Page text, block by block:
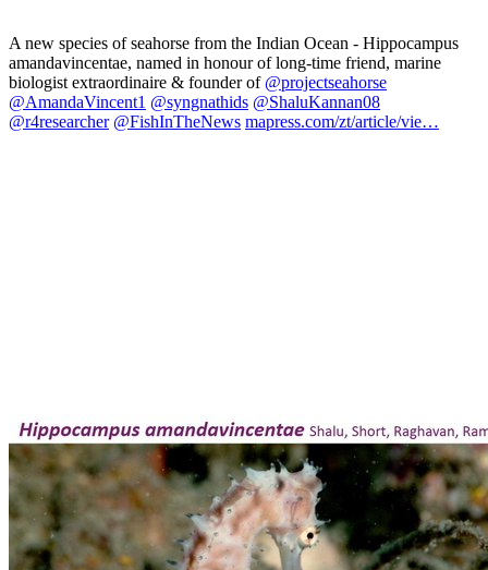
A new species of seahorse from the Indian Ocean - Hippocampus
amandavincentae, named in honour of long-time friend, marine
biologist extraordinaire & founder of @projectseahorse
@AmandaVincent1 @syngnathids @ShaluKannan08
@r4researcher @FishInTheNews mapress.com/zt/article/vie…